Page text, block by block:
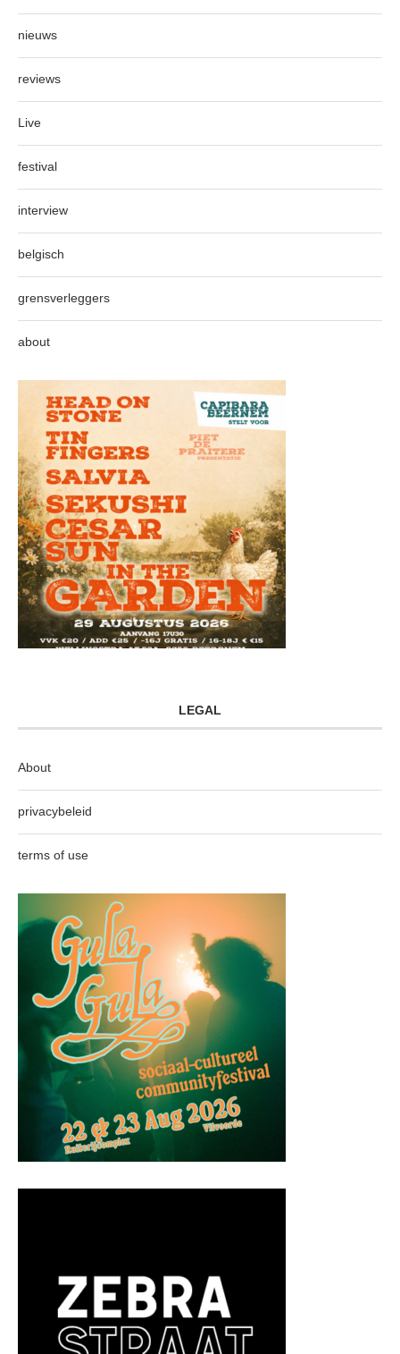
nieuws
reviews
Live
festival
interview
belgisch
grensverleggers
about
LEGAL
About
privacybeleid
terms of use